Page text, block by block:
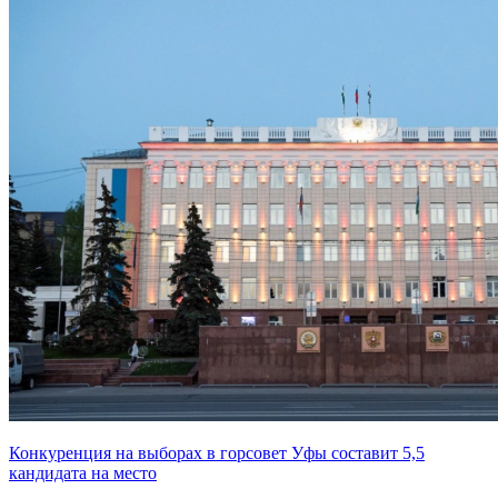
Конкуренция на выборах в горсовет Уфы составит 5,5
кандидата на место